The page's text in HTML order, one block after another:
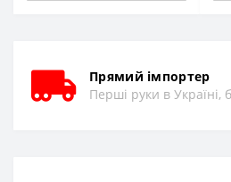
Прямий імпортер
Перші руки в Україні,